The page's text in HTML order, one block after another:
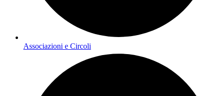
Associazioni e Circoli